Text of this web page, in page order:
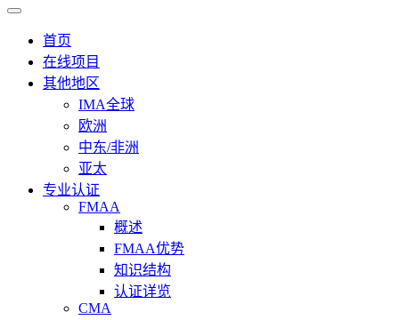
首页
在线项目
其他地区
IMA全球
欧洲
中东/非洲
亚太
专业认证
FMAA
概述
FMAA优势
知识结构
认证详览
CMA